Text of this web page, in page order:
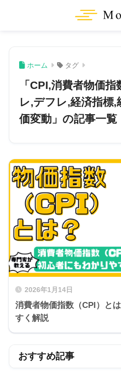
ホーム タグ
「CPI,消費者物価
レ,デフレ,経済指標,
価変動」の記事一覧
2026年1月14日
消費者物価指数（CPI）と
すく解説
おすすめ記事